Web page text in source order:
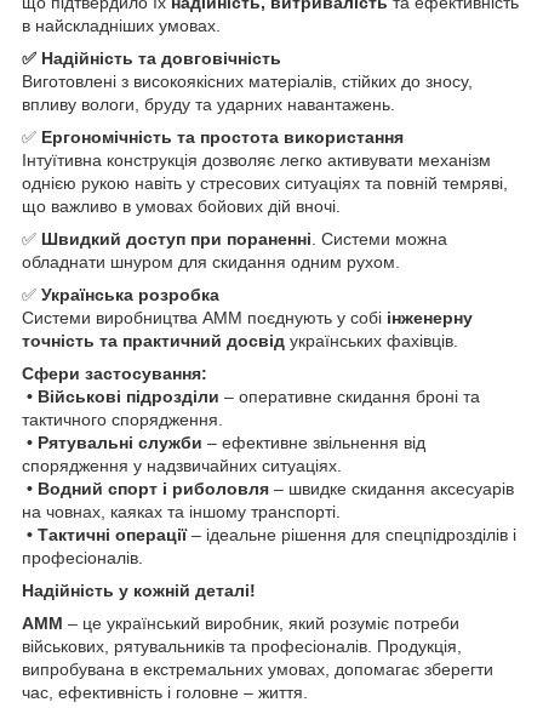
в найскладніших умовах.
✅ Надійність та довговічність
Виготовлені з високоякісних матеріалів, стійких до зносу,
впливу вологи, бруду та ударних навантажень.
✅ Ергономічність та простота використання
Інтуїтивна конструкція дозволяє легко активувати механізм
однією рукою навіть у стресових ситуаціях та повній темряві,
що важливо в умовах бойових дій вночі.
✅ Швидкий доступ при пораненні . Системи можна
обладнати шнуром для скидання одним рухом.
✅ Українська розробка
Системи виробництва AMM поєднують у собі інженерну
точність та практичний досвід українських фахівців.
Сфери застосування:
• Військові підрозділи – оперативне скидання броні та
тактичного спорядження.
• Рятувальні служби – ефективне звільнення від
спорядження у надзвичайних ситуаціях.
• Водний спорт і риболовля – швидке скидання аксесуарів
на човнах, каяках та іншому транспорті.
• Тактичні операції– ідеальне рішення для спецпідрозділів і
професіоналів.
Надійність у кожній деталі!
AMM – це український виробник, який розуміє потреби
військових, рятувальників та професіоналів. Продукція,
випробувана в екстремальних умовах, допомагає зберегти
час, ефективність і головне – життя.